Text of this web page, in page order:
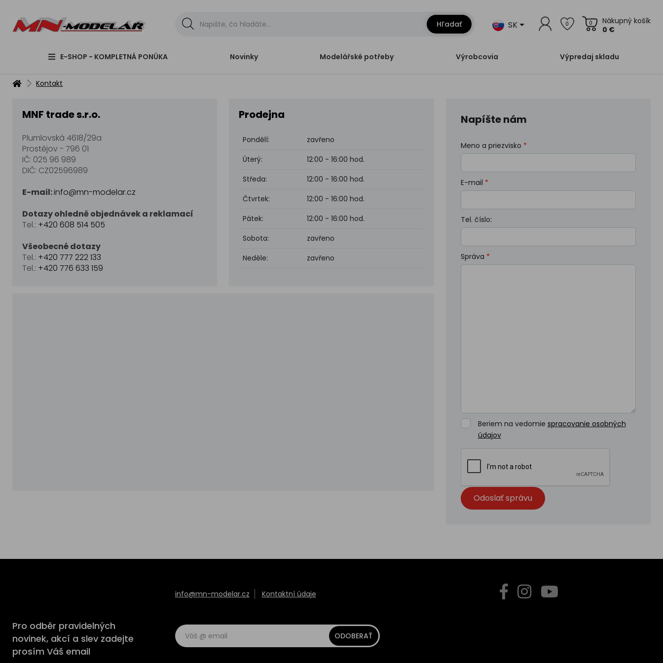
Hľadať SK 0
Nákupný košík
0 €
0
E-SHOP - KOMPLETNÁ PONÚKA Novinky Modelářské potřeby Výrobcovia Výpredaj skladu
Kontakt
MNF trade s.r.o.
Plumlovská 4618/29a
Prostějov - 796 01
IČ: 025 96 989
DIČ: CZ02596989
E-mail:info@mn-modelar.cz
Dotazy ohledně objednávek a reklamací
Tel.: +420 608 514 505
Všeobecné dotazy
Tel.: +420 777 222 133
Tel.: +420 776 633 159
Prodejna
Pondělí:
zavřeno
Úterý:
12:00 - 16:00 hod.
Středa:
12:00 - 16:00 hod.
Čtvrtek:
12:00 - 16:00 hod.
Pátek:
12:00 - 16:00 hod.
Sobota:
zavřeno
Neděle:
zavřeno
Napíšte nám
Meno a priezvisko *
E-mail *
Tel. číslo:
Správa *
Beriem na vedomie spracovanie osobných
údajov
info@mn-modelar.cz Kontaktní údaje
Pro odběr pravidelných
novinek, akcí a slev zadejte
prosím Váš email
ODOBERAŤ